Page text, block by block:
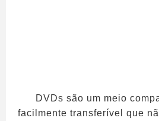
DVDs são um meio
facilmente transferível que